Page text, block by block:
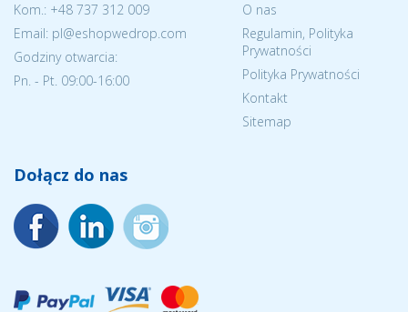
Kom.: +48 737 312 009
Email: pl@eshopwedrop.com
Godziny otwarcia:
Pn. - Pt. 09:00-16:00
O nas
Regulamin, Polityka
Prywatności
Polityka Prywatności
Kontakt
Sitemap
Dołącz do nas